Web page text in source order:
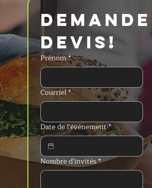
devis!
Prénom*
Courriel*
Date de l'événement*
Nombre d'invités*